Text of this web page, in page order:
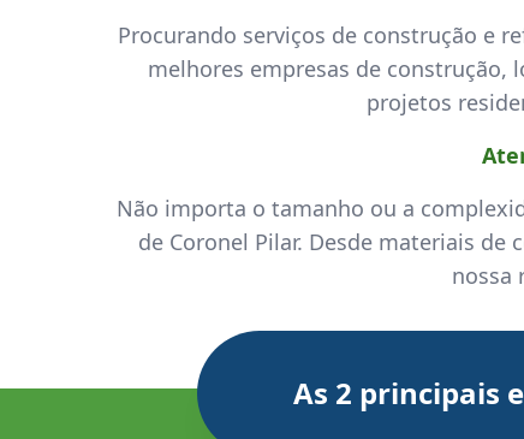
Procurando serviços de construção e
melhores empresas de construção,
projetos
Não importa o tamanho ou a
de Coronel Pilar. Desde materiais
nossa
As 2 principais